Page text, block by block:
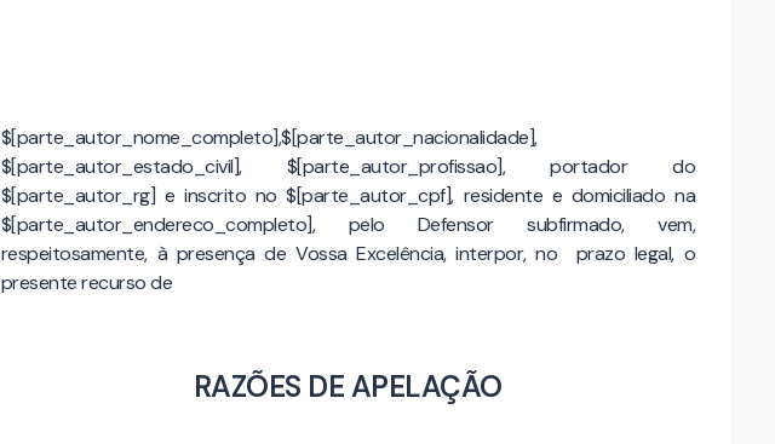
$[parte_autor_nome_completo],$[parte_autor_nacionalidade],
$[parte_autor_estado_civil], $[parte_autor_profissao], portador do
$[parte_autor_rg] e inscrito no $[parte_autor_cpf], residente e domiciliado na
$[parte_autor_endereco_completo], pelo Defensor subfirmado, vem,
respeitosamente, à presença de Vossa Excelência, interpor, no prazo legal, o
presente recurso de
RAZÕES DE APELAÇÃO